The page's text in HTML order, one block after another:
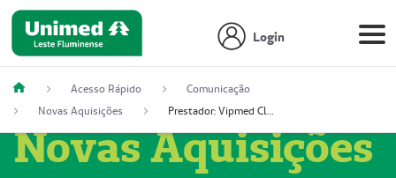
Login
Acesso Rápido
Comunicação
Novas Aquisições
Prestador: Vipmed Clínica Geral Ltda, 51004349-0 (Nome Fantasia: Policlínica Master)
Novas Aquisições